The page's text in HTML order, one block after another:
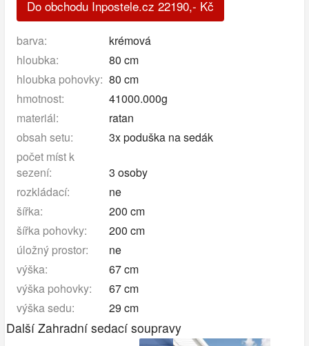
Do obchodu Inpostele.cz 22190,- Kč
barva:
krémová
hloubka:
80 cm
hloubka pohovky: 80 cm
hmotnost:
41000.000g
materiál:
ratan
obsah setu:
3x poduška na sedák
počet míst k
sezení:
3 osoby
rozkládací:
ne
šířka:
200 cm
šířka pohovky:
200 cm
úložný prostor:
ne
výška:
67 cm
výška pohovky:
67 cm
výška sedu:
29 cm
Další Zahradní sedací soupravy